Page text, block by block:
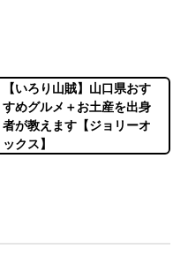
【いろり山賊】山口県おす
すめグルメ＋お土産を出身
者が教えます【ジョリーオ
ックス】